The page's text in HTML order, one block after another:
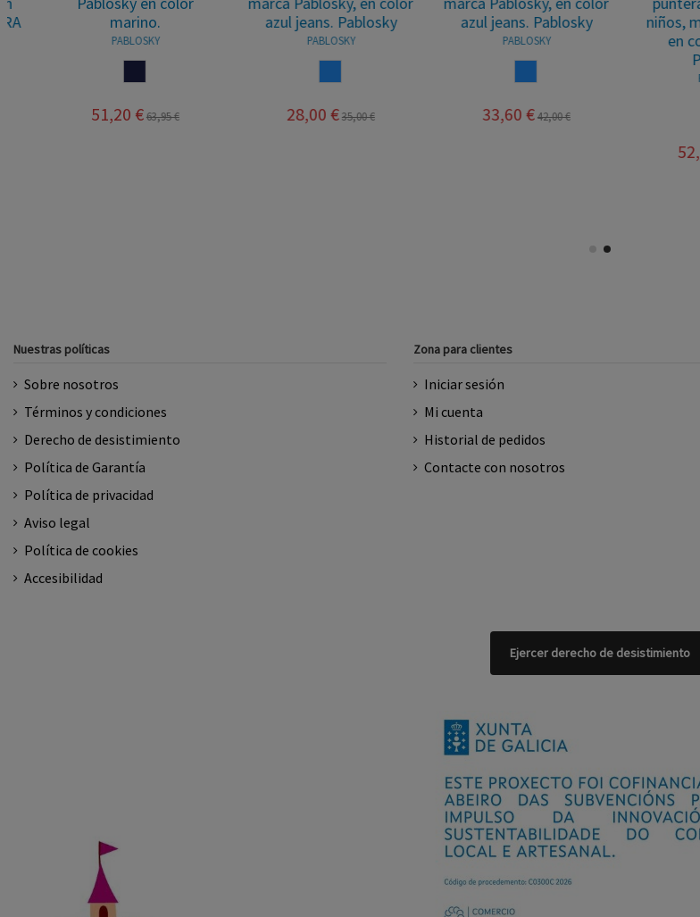
marino.
PABLOSKY
51,20 € 63,95 €
azul jeans. Pablosky
PABLOSKY
28,00 € 35,00 €
azul jeans. Pablosky
PABLOSKY
33,60 € 42,00 €
niños,
en
52,70
Nuestras políticas
Sobre nosotros
Términos y condiciones
Derecho de desistimiento
Política de Garantía
Política de privacidad
Aviso legal
Política de cookies
Accesibilidad
Zona para clientes
Iniciar sesión
Mi cuenta
Historial de pedidos
Contacte con nosotros
Ejercer derecho de desistimiento